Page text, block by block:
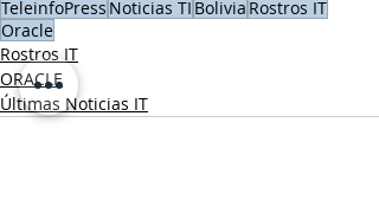
TeleinfoPress Noticias TI Bolivia Rostros IT
Oracle
Rostros IT
ORACLE
Últimas Noticias IT